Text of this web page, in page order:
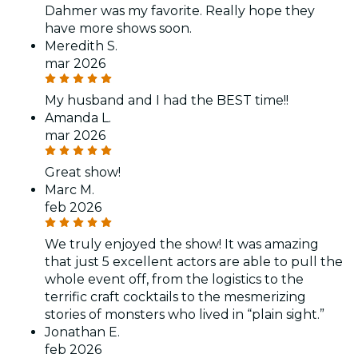
Dahmer was my favorite. Really hope they
have more shows soon.
Meredith S.
mar 2026
My husband and I had the BEST time!!
Amanda L.
mar 2026
Great show!
Marc M.
feb 2026
We truly enjoyed the show! It was amazing
that just 5 excellent actors are able to pull the
whole event off, from the logistics to the
terrific craft cocktails to the mesmerizing
stories of monsters who lived in “plain sight.”
Jonathan E.
feb 2026